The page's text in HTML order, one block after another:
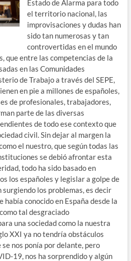
Estado de Alarma para todo
el territorio nacional, las
improvisaciones y dudas han
sido tan numerosas y tan
controvertidas en el mundo
que entre las competencias de la
en las Comunidades
de Trabajo a través del SEPE,
en pie a millones de españoles,
de profesionales, trabajadores,
parte de las diversas
de todo ese contexto que
civil. Sin dejar al margen la
el nuestro, que según todas las
se debió afrontar esta
todo ha sido basado en
los españoles y legislar a golpe de
los problemas, es decir
había conocido en España desde la
tal desgraciado
una sociedad como la nuestra
XXI ya no tendría obstáculos
nos ponía por delante, pero
19, nos ha sorprendido y algún